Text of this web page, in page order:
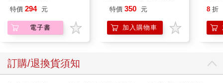
特價 294 元
電子書
樂部 Bloom Garden
特價 350 元
加入購物車
8 折
訂購/退換貨須知